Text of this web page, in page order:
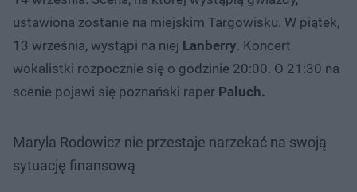
ustawiona zostanie na miejskim Targowisku. W piątek,
13 września, wystąpi na niej Lanberry. Koncert
wokalistki rozpocznie się o godzinie 20:00. O 21:30 na
scenie pojawi się poznański raper Paluch.
Maryla Rodowicz nie przestaje narzekać na swoją
sytuację finansową